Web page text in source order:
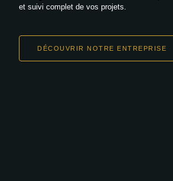
et suivi complet de vos projets.
DÉCOUVRIR NOTRE ENTREPRISE